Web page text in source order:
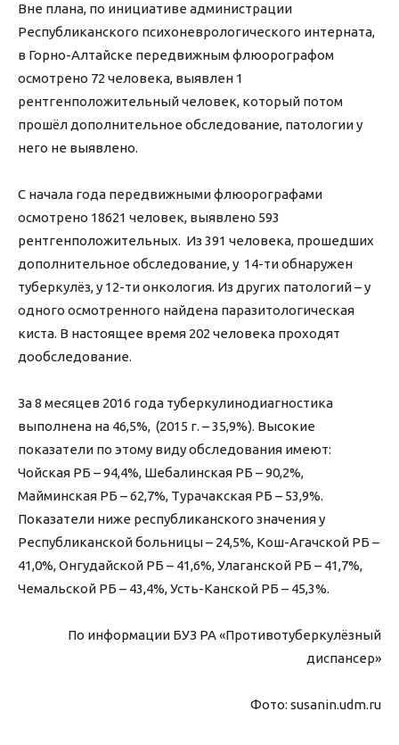
Вне плана, по инициативе администрации
Республиканского психоневрологического интерната,
в Горно-Алтайске передвижным флюорографом
осмотрено 72 человека, выявлен 1
рентгенположительный человек, который потом
прошёл дополнительное обследование, патологии у
него не выявлено.
С начала года передвижными флюорографами
осмотрено 18621 человек, выявлено 593
рентгенположительных. Из 391 человека, прошедших
дополнительное обследование, у 14-ти обнаружен
туберкулёз, у 12-ти онкология. Из других патологий – у
одного осмотренного найдена паразитологическая
киста. В настоящее время 202 человека проходят
дообследование.
За 8 месяцев 2016 года туберкулинодиагностика
выполнена на 46,5%, (2015 г. – 35,9%). Высокие
показатели по этому виду обследования имеют:
Чойская РБ – 94,4%, Шебалинская РБ – 90,2%,
Майминская РБ – 62,7%, Турачакская РБ – 53,9%.
Показатели ниже республиканского значения у
Республиканской больницы – 24,5%, Кош-Агачской РБ –
41,0%, Онгудайской РБ – 41,6%, Улаганской РБ – 41,7%,
Чемальской РБ – 43,4%, Усть-Канской РБ – 45,3%.
По информации БУЗ РА «Противотуберкулёзный
диспансер»
Фото: susanin.udm.ru